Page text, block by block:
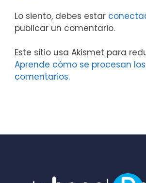
Lo siento, debes estar
publicar un comentario.
Este sitio usa Akismet para
Aprende cómo se procesan
comentarios.